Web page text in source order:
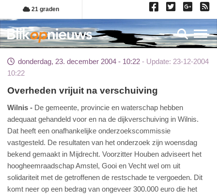
Overslaan
en
naar
de
gaan
21 graden
donderdag, 23. december 2004 - 10:22
Update: 23-12-2004
10:22
Overheden vrijuit na verschuiving
Wilnis
De gemeente, provincie en waterschap hebben
adequaat gehandeld voor en na de dijkverschuiving in Wilnis.
Dat heeft een onafhankelijke onderzoekscommissie
vastgesteld. De resultaten van het onderzoek zijn woensdag
bekend gemaakt in Mijdrecht. Voorzitter Houben adviseert het
hoogheemraadschap Amstel, Gooi en Vecht wel om uit
solidariteit met de getroffenen de restschade te vergoeden. Dit
komt neer op een bedrag van ongeveer 300.000 euro die het